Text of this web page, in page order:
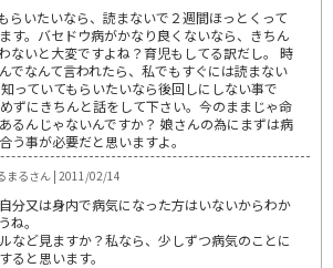
らいたいなら、読まないで２週間ほっとくって
す。バセドウ病がかなり良くないなら、きちん
ないと大変ですよね？育児もしてる訳だし。 時
でなんて言われたら、私でもすぐには読まない
っていてもらいたいなら後回しにしない事で
ずにきちんと話をして下さい。今のままじゃ命
るんじゃないんですか？ 娘さんの為にまずは病
う事が必要だと思いますよ。
まるさん | 2011/02/14
分又は身内で病気になった方はいないからわか
ね。
など見ますか？私なら、少しずつ病気のことに
ると思います。